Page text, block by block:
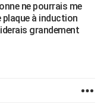
ne pourrais me
plaque à induction
grandement